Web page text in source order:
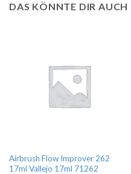
DAS KÖNNTE DIR AUCH
Airbrush Flow Improver 262
17ml Vallejo 17ml 71262